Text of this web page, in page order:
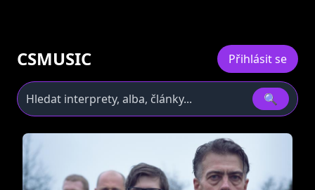
CSMUSIC Přihlásit se
🔍